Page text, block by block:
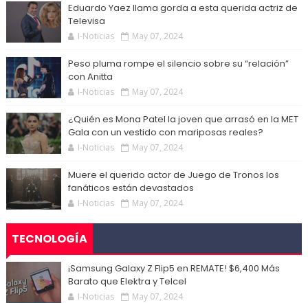
Eduardo Yaez llama gorda a esta querida actriz de
Televisa
I-Noticias May 07, 2024
Peso pluma rompe el silencio sobre su “relación”
con Anitta
I-Noticias May 07, 2024
¿Quién es Mona Patel la joven que arrasó en la MET
Gala con un vestido con mariposas reales?
I-Noticias May 07, 2024
Muere el querido actor de Juego de Tronos los
fanáticos están devastados
I-Noticias May 07, 2024
TECNOLOGÍA
¡Samsung Galaxy Z Flip5 en REMATE! $6,400 Más
Barato que Elektra y Telcel
I-Noticias May 07, 2024